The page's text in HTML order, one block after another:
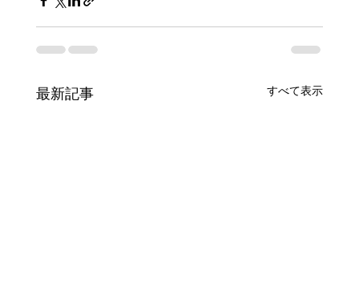
最新記事 すべて表示